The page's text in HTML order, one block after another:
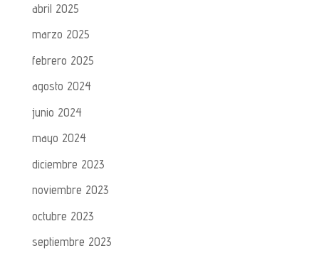
abril 2025
marzo 2025
febrero 2025
agosto 2024
junio 2024
mayo 2024
diciembre 2023
noviembre 2023
octubre 2023
septiembre 2023